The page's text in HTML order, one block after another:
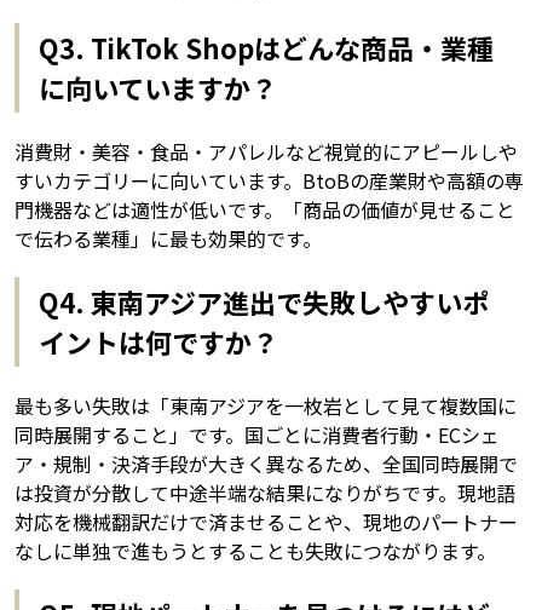
Q3. TikTok Shopはどんな商品・業種
に向いていますか？
消費財・美容・食品・アパレルなど視覚的にアピールしや
すいカテゴリーに向いています。BtoBの産業財や高額の専
門機器などは適性が低いです。「商品の価値が見せること
で伝わる業種」に最も効果的です。
Q4. 東南アジア進出で失敗しやすいポ
イントは何ですか？
最も多い失敗は「東南アジアを一枚岩として見て複数国に
同時展開すること」です。国ごとに消費者行動・ECシェ
ア・規制・決済手段が大きく異なるため、全国同時展開で
は投資が分散して中途半端な結果になりがちです。現地語
対応を機械翻訳だけで済ませることや、現地のパートナー
なしに単独で進もうとすることも失敗につながります。